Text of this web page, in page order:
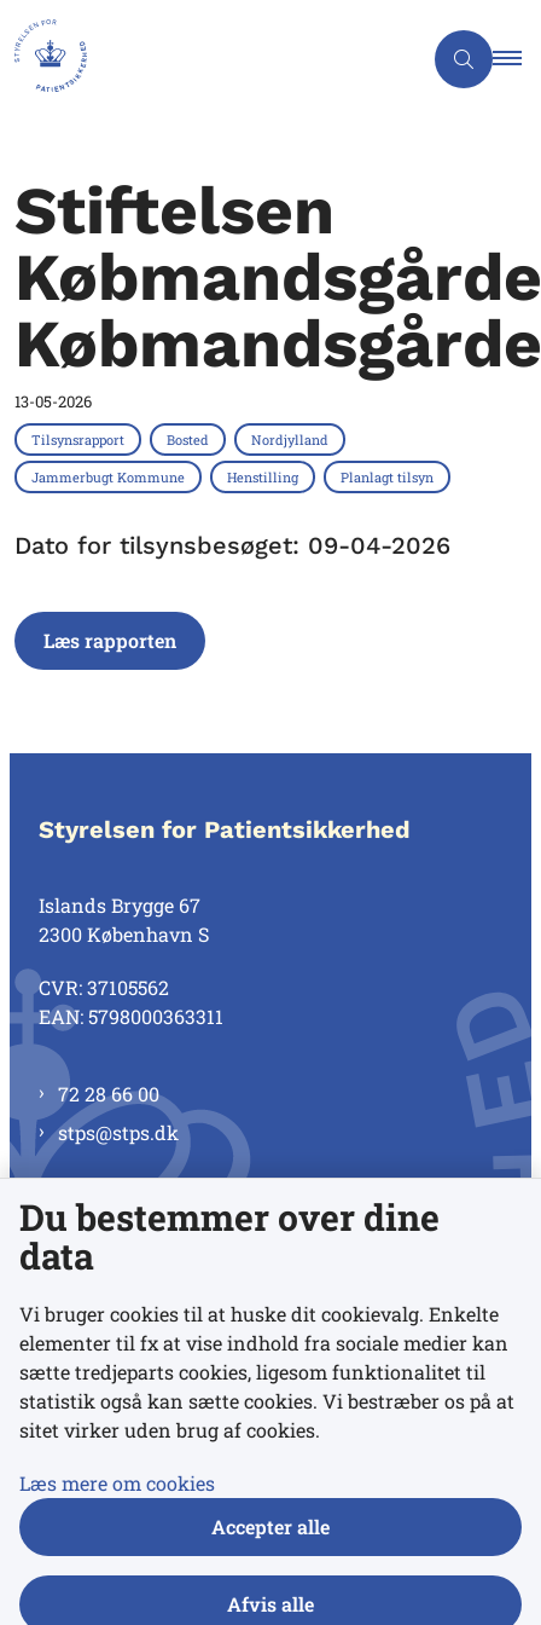
Stiftelsen
13-05-2026
Tilsynsrapport Bosted Nordjylland
Jammerbugt Kommune Henstilling Planlagt tilsyn
Dato for tilsynsbesøget: 09-04-2026
Læs rapporten
Styrelsen for Patientsikkerhed
Islands Brygge 67
2300 København S
CVR: 37105562
EAN: 5798000363311
72 28 66 00
stps@stps.dk
Se alle kontaktnumre
Links
Udgivelser
Du bestemmer over dine
data
Vi bruger cookies til at huske dit cookievalg. Enkelte
elementer til fx at vise indhold fra sociale medier kan
sætte tredjeparts cookies, ligesom funktionalitet til
statistik også kan sætte cookies. Vi bestræber os på at
sitet virker uden brug af cookies.
Læs mere om cookies
Accepter alle
Afvis alle